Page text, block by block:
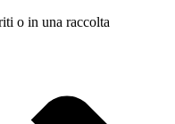
o in una raccolta